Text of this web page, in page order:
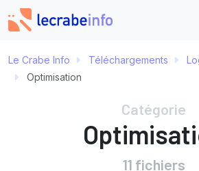
Le Crabe Info Téléchargements
Optimisation
Catégorie
11 fichiers